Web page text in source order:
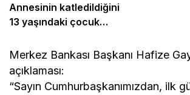
Annesinin katledildiğini
13 yaşındaki çocuk
Merkez Bankası Başkanı Hafize
açıklaması:
“Sayın Cumhurbaşkanımızdan, ilk